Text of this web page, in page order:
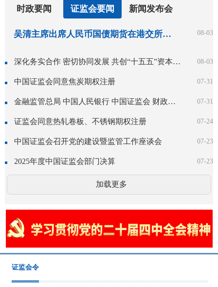
时政要闻 证监会要闻 新闻发布会
吴清主席出席人民币国债期货在港交所挂牌上市仪式并致辞 08-03
深化务实合作 密切协同发展 共创“十五五”资本市场高水平开放新局面——吴清主席在香港推出人民币国债期货上市仪式上的致辞 08-03
中国证监会同意焦炭期权注册 07-31
金融监管总局 中国人民银行 中国证监会 财政部关于健全金融机构治理的实施意见 07-31
证监会同意热轧卷板、不锈钢期权注册 07-24
中国证监会召开党的建设暨监管工作座谈会 07-23
2025年度中国证监会部门决算 07-23
加载更多
证监会令